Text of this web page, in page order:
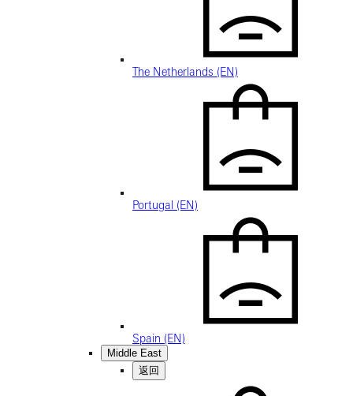
The Netherlands (EN)
Portugal (EN)
Spain (EN)
Middle East
返回